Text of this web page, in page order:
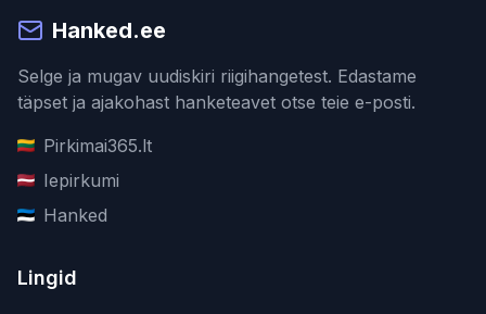
Hanked.ee
Selge ja mugav uudiskiri riigihangetest. Edastame
täpset ja ajakohast hanketeavet otse teie e-posti.
Pirkimai365.lt
Iepirkumi
Hanked
Lingid